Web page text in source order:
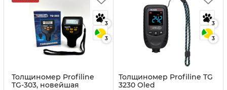
3
3
Толщиномер Profiline
TG-303, новейшая
3
3
Толщиномер Profiline TG
3230 Oled